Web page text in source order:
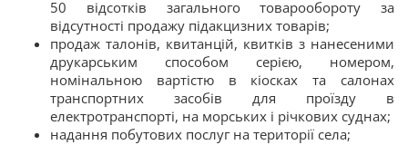
50 відсотків загального товарообороту за
відсутності продажу підакцизних товарів;
продаж талонів, квитанцій, квитків з нанесеними
друкарським способом серією, номером,
номінальною вартістю в кіосках та салонах
транспортних засобів для проїзду в
електротранспорті, на морських і річкових суднах;
надання побутових послуг на території села;